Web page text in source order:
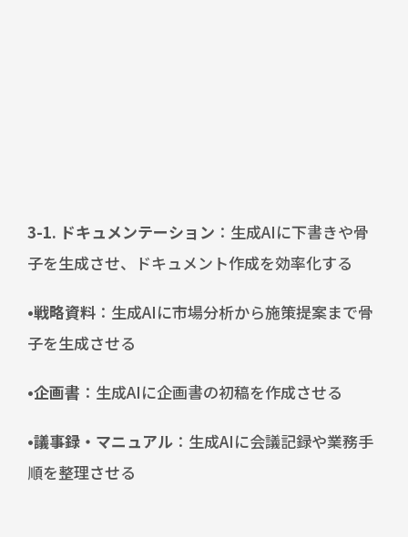
3-1. ドキュメンテーション ：生成AIに下書きや骨
子を生成させ、ドキュメント作成を効率化する
•戦略資料 ：生成AIに市場分析から施策提案まで骨
子を生成させる
•企画書 ：生成AIに企画書の初稿を作成させる
•議事録・マニュアル ：生成AIに会議記録や業務手
順を整理させる